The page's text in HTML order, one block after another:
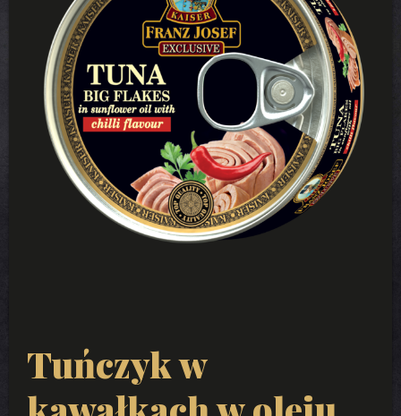
Tuńczyk w